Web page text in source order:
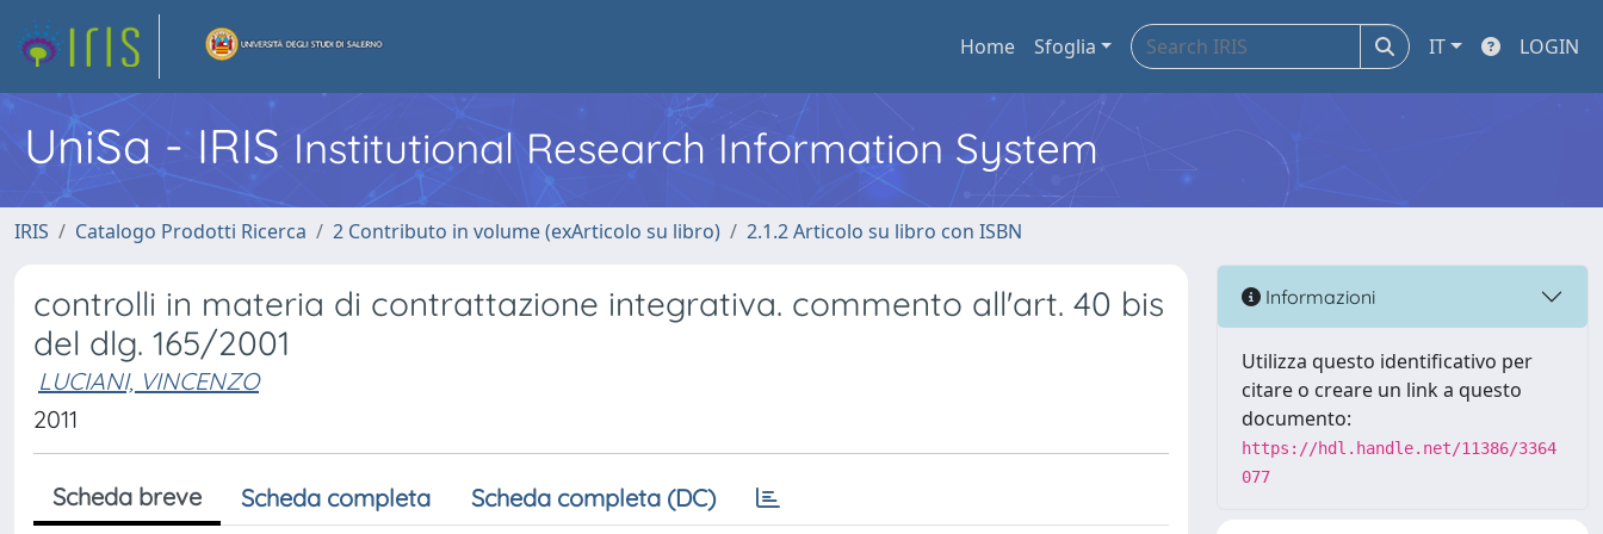
Home Sfoglia IT LOGIN
UniSa - IRIS Institutional Research Information System
IRIS Catalogo Prodotti Ricerca 2 Contributo in volume (exArticolo su libro) 2.1.2 Articolo su libro con ISBN
controlli in materia di contrattazione integrativa. commento all'art. 40 bis
del dlg. 165/2001
LUCIANI, VINCENZO
2011
Scheda breve Scheda completa Scheda completa (DC)
Informazioni
Utilizza questo identificativo per
citare o creare un link a questo
documento:
https://hdl.handle.net/11386/3364
077